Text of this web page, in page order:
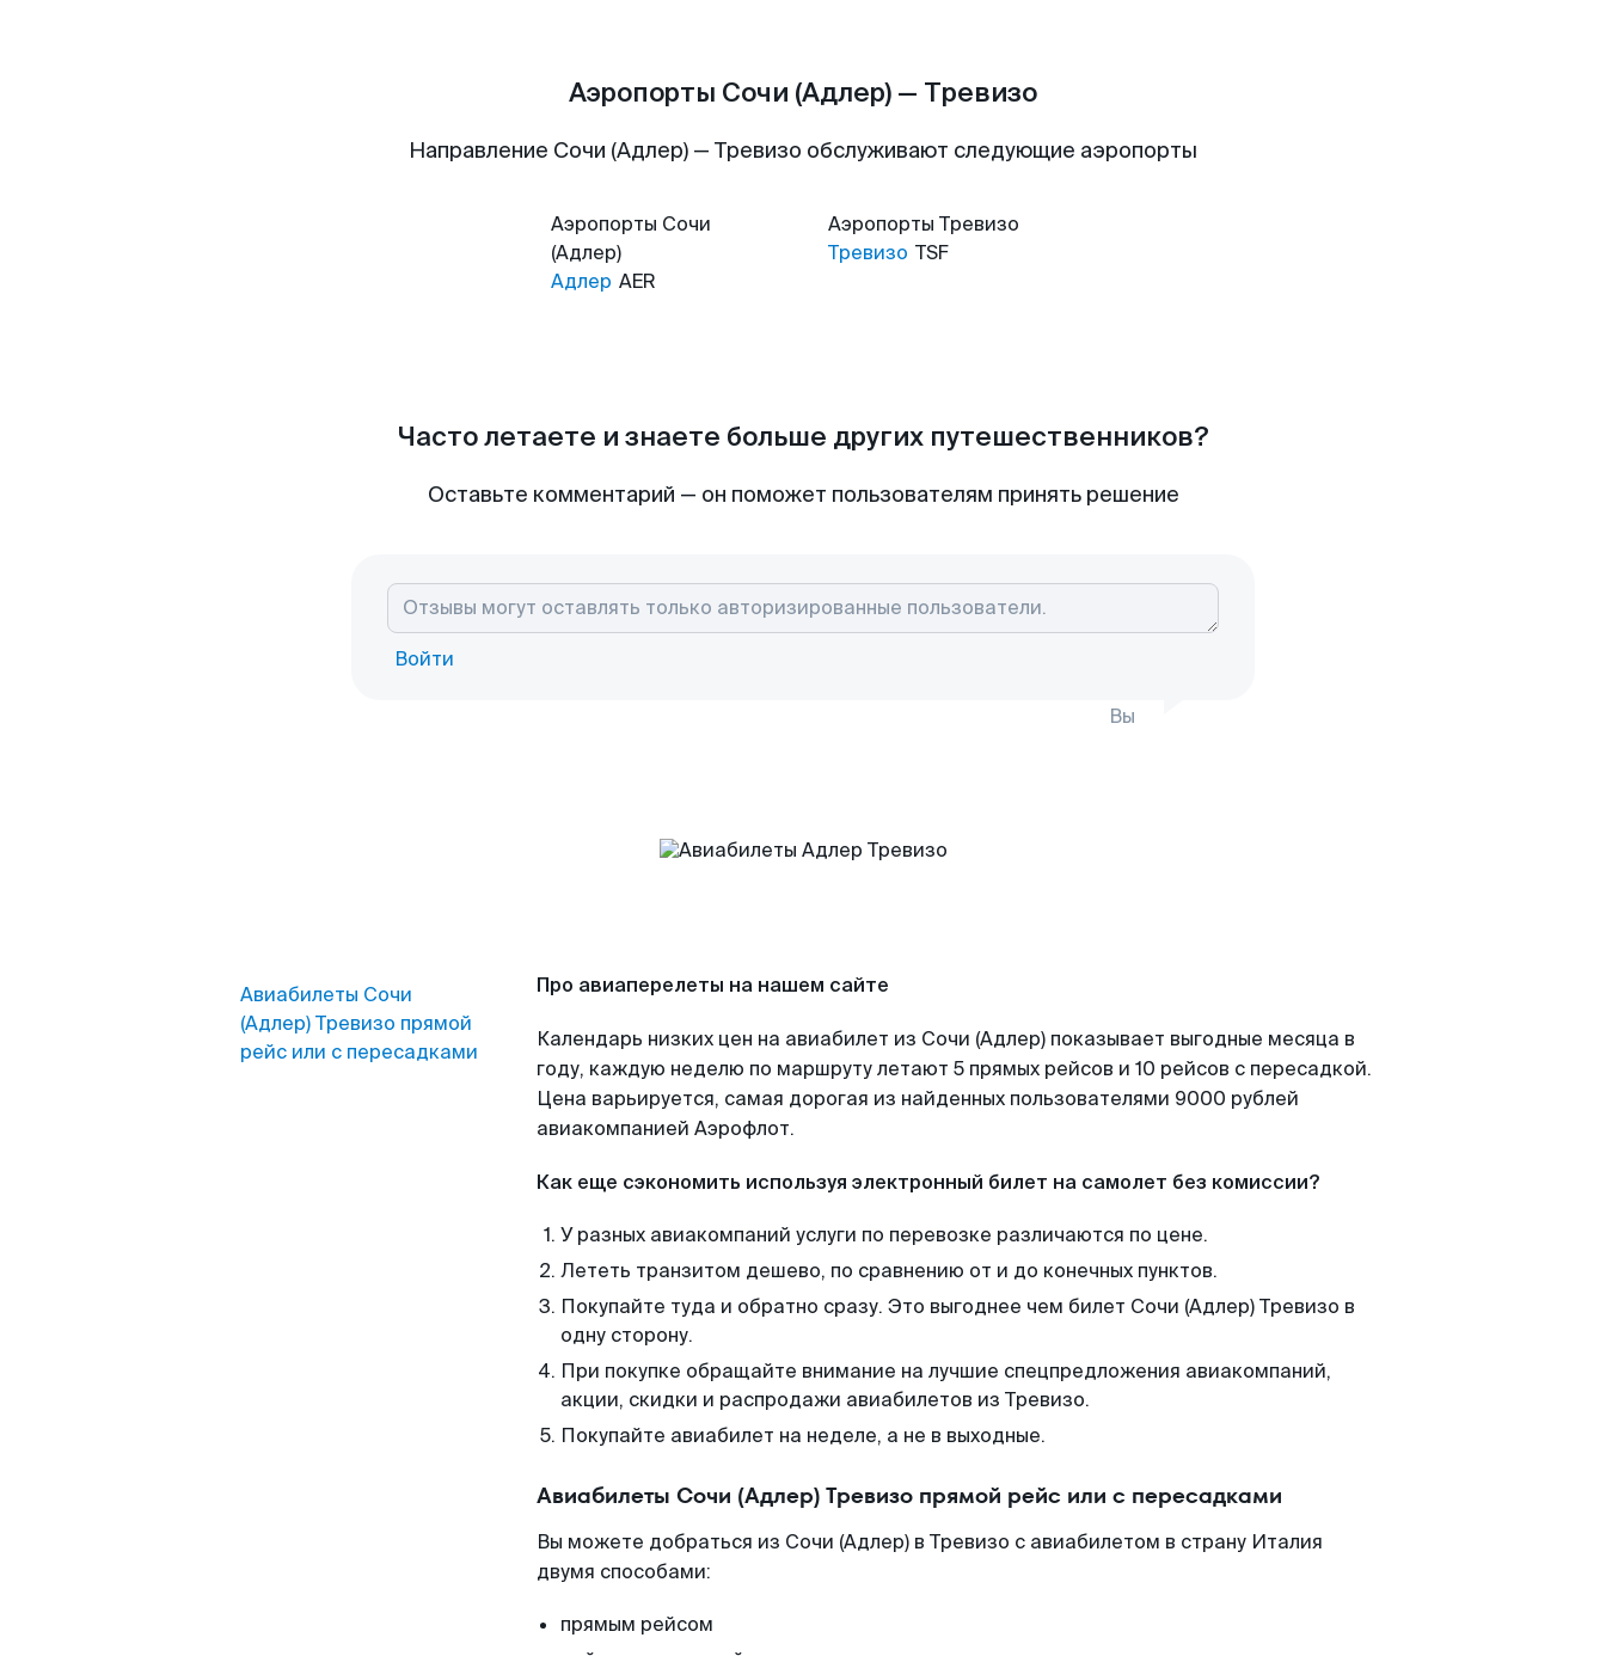
Аэропорты Сочи (Адлер) — Тревизо
Направление Сочи (Адлер) — Тревизо обслуживают следующие аэропорты
Аэропорты Сочи
(Адлер)
Адлер AER
Аэропорты Тревизо
Тревизо TSF
Часто летаете и знаете больше других путешественников?
Оставьте комментарий — он поможет пользователям принять решение
Войти
Вы
Авиабилеты Сочи
(Адлер) Тревизо прямой
рейс или с пересадками
Про авиаперелеты на нашем сайте
Календарь низких цен на авиабилет из Сочи (Адлер) показывает выгодные месяца в
году, каждую неделю по маршруту летают 5 прямых рейсов и 10 рейсов с пересадкой.
Цена варьируется, самая дорогая из найденных пользователями 9000 рублей
авиакомпанией Аэрофлот.
Как еще сэкономить используя электронный билет на самолет без комиссии?
У разных авиакомпаний услуги по перевозке различаются по цене.
Лететь транзитом дешево, по сравнению от и до конечных пунктов.
Покупайте туда и обратно сразу. Это выгоднее чем билет Сочи (Адлер) Тревизо в
одну сторону.
При покупке обращайте внимание на лучшие спецпредложения авиакомпаний,
акции, скидки и распродажи авиабилетов из Тревизо.
Покупайте авиабилет на неделе, а не в выходные.
Авиабилеты Сочи (Адлер) Тревизо прямой рейс или с пересадками
Вы можете добраться из Сочи (Адлер) в Тревизо с авиабилетом в страну Италия
двумя способами:
прямым рейсом